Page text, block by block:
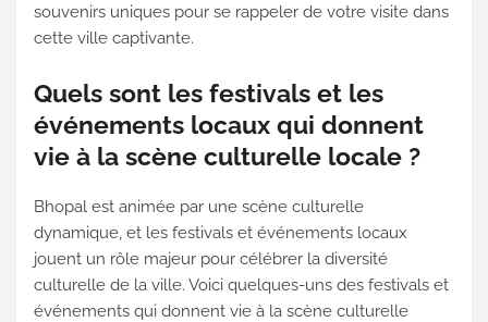
souvenirs uniques pour se rappeler de votre visite dans
cette ville captivante.
Quels sont les festivals et les
événements locaux qui donnent
vie à la scène culturelle locale ?
Bhopal est animée par une scène culturelle
dynamique, et les festivals et événements locaux
jouent un rôle majeur pour célébrer la diversité
culturelle de la ville. Voici quelques-uns des festivals et
événements qui donnent vie à la scène culturelle